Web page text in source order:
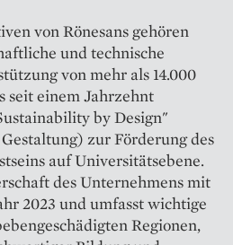
von Rönesans gehören
und technische
von mehr als 14.000
seit einem Jahrzehnt
by Design"
zur Förderung des
auf Universitätsebene.
des Unternehmens mit
2023 und umfasst wichtige
Regionen,